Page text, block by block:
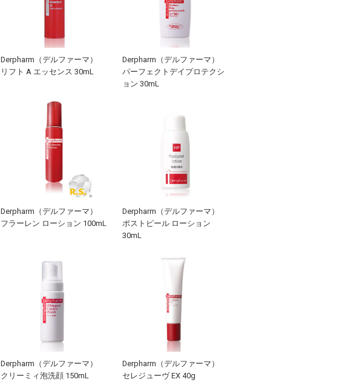
Derpharm（デルファーマ）
リフト A エッセンス 30mL
Derpharm（デルファーマ）
パーフェクトデイプロテクシ
ョン 30mL
Derpharm（デルファーマ）
フラーレン ローション 100mL
Derpharm（デルファーマ）
ポストピール ローション
30mL
Derpharm（デルファーマ）
クリーミィ泡洗顔 150mL
Derpharm（デルファーマ）
セレジューヴ EX 40g